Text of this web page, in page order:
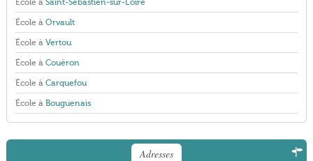
École à Saint-Sébastien-sur-Loire
École à Orvault
École à Vertou
École à Couëron
École à Carquefou
École à Bouguenais
Adresses